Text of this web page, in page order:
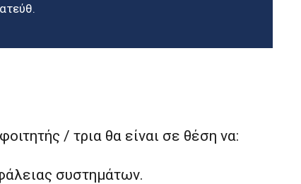
/ τρια θα είναι σε θέση να:
συστημάτων.